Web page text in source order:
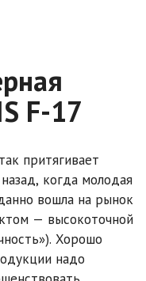
F-17
притягивает
когда молодая
вошла на рынок
— высокоточной
Хорошо
надо